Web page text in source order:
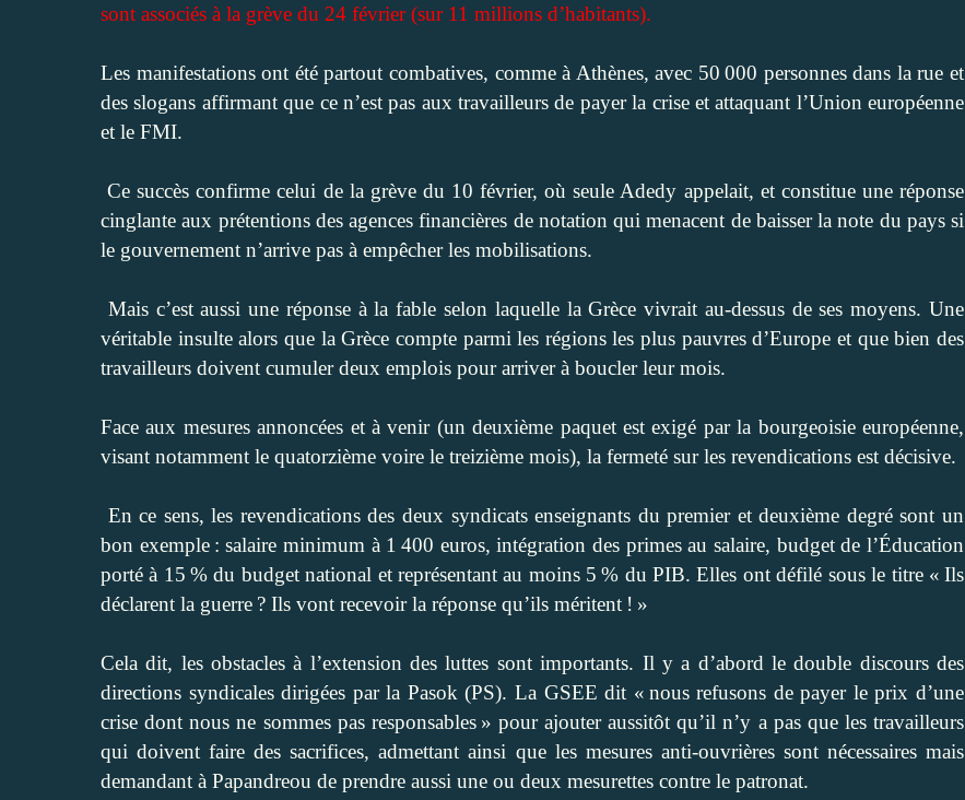
sont associés à la grève du 24 février (sur 11 millions d’habitants).
Les manifestations ont été partout combatives, comme à Athènes, avec 50 000 personnes dans la rue et
des slogans affirmant que ce n’est pas aux travailleurs de payer la crise et attaquant l’Union européenne
et le FMI.
Ce succès confirme celui de la grève du 10 février, où seule Adedy appelait, et constitue une réponse
cinglante aux prétentions des agences financières de notation qui menacent de baisser la note du pays si
le gouvernement n’arrive pas à empêcher les mobilisations.
Mais c’est aussi une réponse à la fable selon laquelle la Grèce vivrait au-dessus de ses moyens. Une
véritable insulte alors que la Grèce compte parmi les régions les plus pauvres d’Europe et que bien des
travailleurs doivent cumuler deux emplois pour arriver à boucler leur mois.
Face aux mesures annoncées et à venir (un deuxième paquet est exigé par la bourgeoisie européenne,
visant notamment le quatorzième voire le treizième mois), la fermeté sur les revendications est décisive.
En ce sens, les revendications des deux syndicats enseignants du premier et deuxième degré sont un
bon exemple : salaire minimum à 1 400 euros, intégration des primes au salaire, budget de l’Éducation
porté à 15 % du budget national et représentant au moins 5 % du PIB. Elles ont défilé sous le titre « Ils
déclarent la guerre ? Ils vont recevoir la réponse qu’ils méritent ! »
Cela dit, les obstacles à l’extension des luttes sont importants. Il y a d’abord le double discours des
directions syndicales dirigées par la Pasok (PS). La GSEE dit « nous refusons de payer le prix d’une
crise dont nous ne sommes pas responsables » pour ajouter aussitôt qu’il n’y a pas que les travailleurs
qui doivent faire des sacrifices, admettant ainsi que les mesures anti-ouvrières sont nécessaires mais
demandant à Papandreou de prendre aussi une ou deux mesurettes contre le patronat.